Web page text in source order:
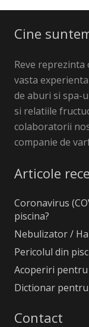
Cine
Reve reprezinta
vasta
de aburi si spa-
si relatiile
colaboratorii
companie de
Articole
Coronavirus
piscina?
Nebulizator /
Pericolul din
Acoperiri pentru
Dictionar
Contact